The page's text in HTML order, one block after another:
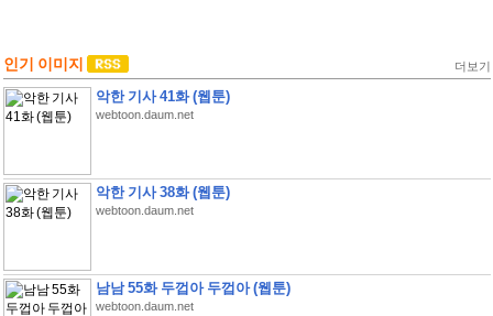
인기 이미지 더보기
악한 기사 41화 (웹툰)
webtoon.daum.net
악한 기사 38화 (웹툰)
webtoon.daum.net
남남 55화 두껍아 두껍아 (웹툰)
webtoon.daum.net